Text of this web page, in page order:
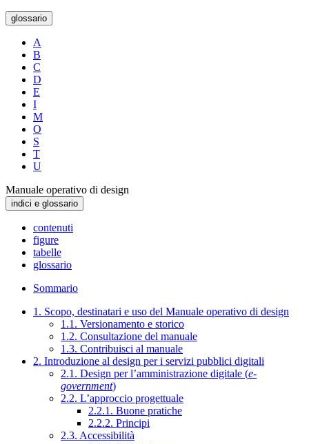
glossario
A
B
C
D
E
I
M
O
S
T
U
Manuale operativo di design
indici e glossario
contenuti
figure
tabelle
glossario
Sommario
1. Scopo, destinatari e uso del Manuale operativo di design
1.1. Versionamento e storico
1.2. Consultazione del manuale
1.3. Contribuisci al manuale
2. Introduzione al design per i servizi pubblici digitali
2.1. Design per l’amministrazione digitale (e-
government)
2.2. L’approccio progettuale
2.2.1. Buone pratiche
2.2.2. Principi
2.3. Accessibilità